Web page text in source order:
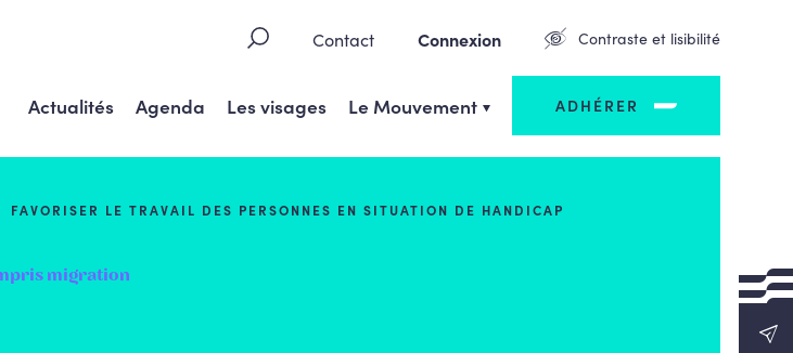
Contact Connexion Contraste et lisibilité
Actualités Agenda Les visages Le Mouvement ADHÉRER
FAVORISER LE TRAVAIL DES PERSONNES EN SITUATION DE HANDICAP
migration